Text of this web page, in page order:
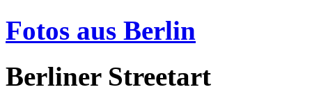
Fotos aus Berlin
Berliner Streetart